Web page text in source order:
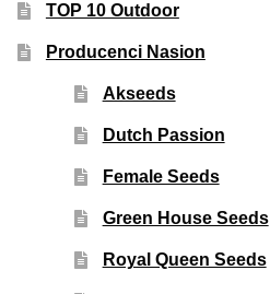
TOP 10 Outdoor
Producenci Nasion
Akseeds
Dutch Passion
Female Seeds
Green House Seeds
Royal Queen Seeds